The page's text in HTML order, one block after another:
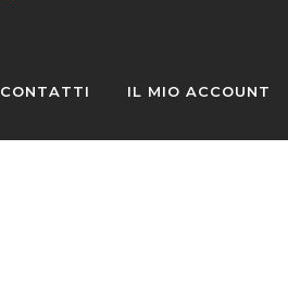
CONTATTI IL MIO ACCOUNT